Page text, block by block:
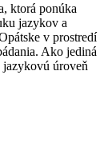
ktorá ponúka
jazykov a
v prostredí
Ako jediná
úroveň